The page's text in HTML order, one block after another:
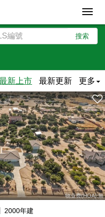
搜索
新上市 最新更新 更多
物业费(HOA):無
2000年建